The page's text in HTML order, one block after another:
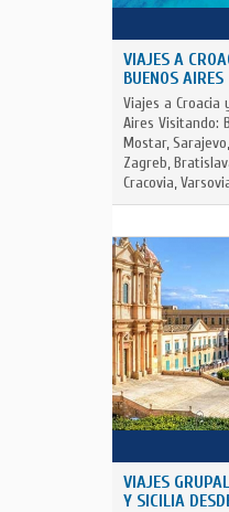
VIAJES A
BUENOS AIRES
Viajes a Croacia
Aires Visitando:
Mostar,
Zagreb,
Cracovia,
VIAJES
Y SICILIA